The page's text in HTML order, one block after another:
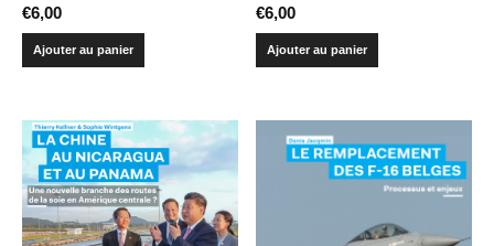
€6,00
Ajouter au panier
€6,00
Ajouter au panier